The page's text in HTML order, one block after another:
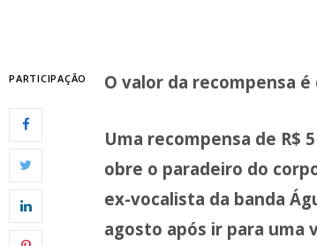
PARTICIPAÇÃO O valor da recompensa é
Uma recompensa de R$
obre o paradeiro do
ex-vocalista da banda
agosto após ir para uma